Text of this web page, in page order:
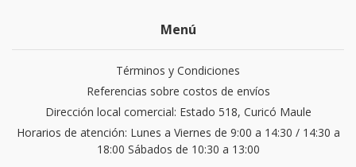
Menú
Términos y Condiciones
Referencias sobre costos de envíos
Dirección local comercial: Estado 518, Curicó Maule
Horarios de atención: Lunes a Viernes de 9:00 a 14:30 / 14:30 a
18:00 Sábados de 10:30 a 13:00